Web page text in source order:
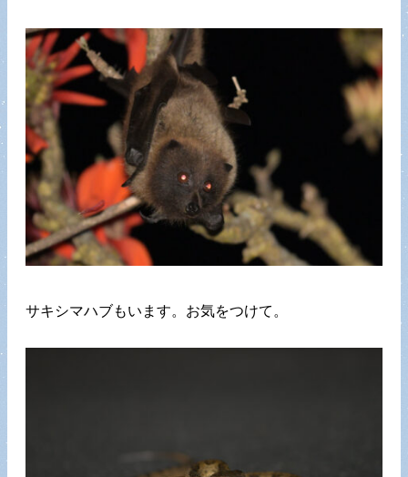
サキシマハブもいます。お気をつけて。